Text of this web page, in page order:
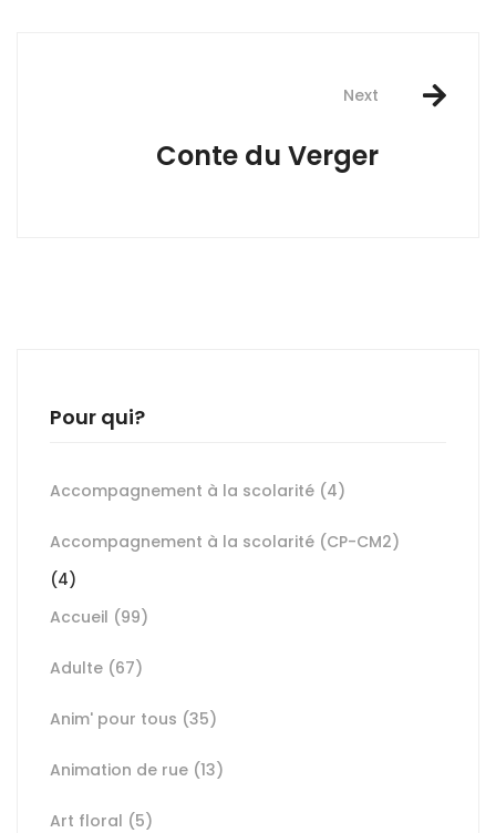
Next
Conte du Verger
Pour qui?
Accompagnement à la scolarité (4)
Accompagnement à la scolarité (CP-CM2)
(4)
Accueil (99)
Adulte (67)
Anim' pour tous (35)
Animation de rue (13)
Art floral (5)